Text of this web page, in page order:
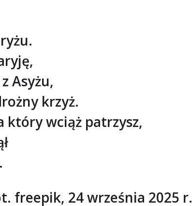
Asyżu,
krzyż.
który wciąż patrzysz,
freepik, 24 września 2025 r.